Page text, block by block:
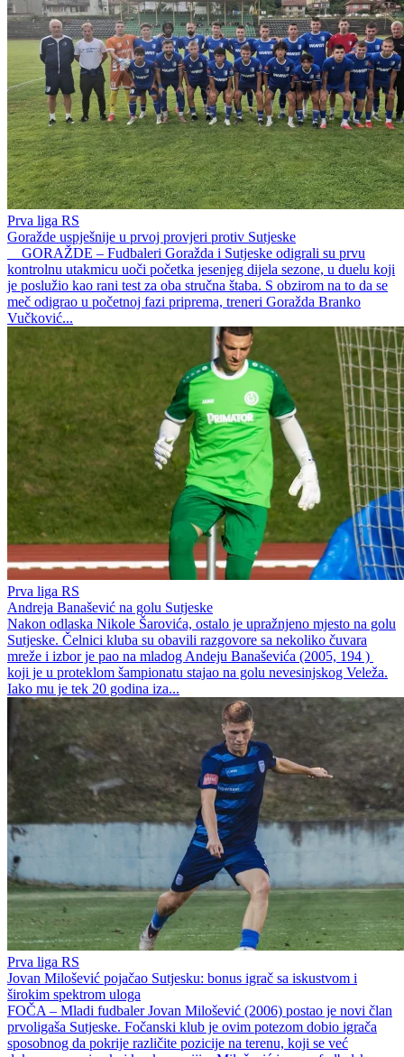
Prva liga RS
Goražde uspješnije u prvoj provjeri protiv Sutjeske
GORAŽDE – Fudbaleri Goražda i Sutjeske odigrali su prvu
kontrolnu utakmicu uoči početka jesenjeg dijela sezone, u duelu koji
je poslužio kao rani test za oba stručna štaba. S obzirom na to da se
meč odigrao u početnoj fazi priprema, treneri Goražda Branko
Vučković...
Prva liga RS
Andreja Banašević na golu Sutjeske
Nakon odlaska Nikole Šarovića, ostalo je upražnjeno mjesto na golu
Sutjeske. Čelnici kluba su obavili razgovore sa nekoliko čuvara
mreže i izbor je pao na mladog Andeju Banaševića (2005, 194 )
koji je u proteklom šampionatu stajao na golu nevesinjskog Veleža.
Iako mu je tek 20 godina iza...
Prva liga RS
Jovan Milošević pojačao Sutjesku: bonus igrač sa iskustvom i
širokim spektrom uloga
FOČA – Mladi fudbaler Jovan Milošević (2006) postao je novi član
prvoligaša Sutjeske. Fočanski klub je ovim potezom dobio igrača
sposobnog da pokrije različite pozicije na terenu, koji se već